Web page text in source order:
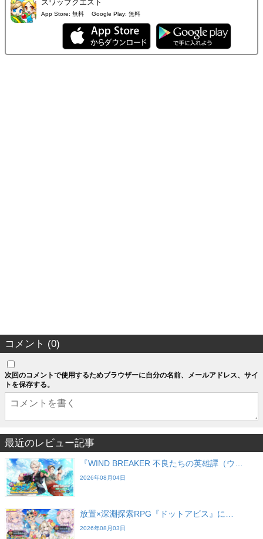
スワップクエスト
App Store: 無料 Google Play: 無料
コメント (0)
次回のコメントで使用するためブラウザーに自分の名前、メールアドレス、サイ
トを保存する。
最近のレビュー記事
『WIND BREAKER 不良たちの英雄譚（ウ…
2026年08月04日
放置×深淵探索RPG『ドットアビス』に…
2026年08月03日